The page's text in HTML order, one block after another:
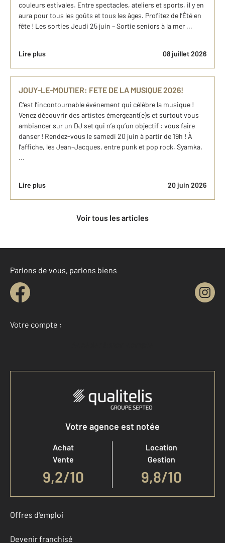
couleurs estivales. Entre spectacles, ateliers et sports, il y en
aura pour tous les goûts et tous les âges. Profitez de l’Été en
fête ! Les sorties Jeudi 25 juin – Sortie seniors à la mer ...
Lire plus 08 juillet 2026
JOUY-LE-MOUTIER: FETE DE LA MUSIQUE 2026!
C’est l’incontournable événement qui célèbre la musique !
Venez découvrir des artistes émergeant(e)s et surtout vous
ambiancer sur un DJ set qui n’a qu’un objectif : vous faire
danser ! Rendez-vous le samedi 20 juin à partir de 19h ! À
l’affiche, les Jean-Jacques, entre punk et pop rock, Syamka,
...
Lire plus 20 juin 2026
Voir tous les articles
Parlons de vous, parlons biens
Votre compte :
Accéder à mon compte
Votre agence est notée
Achat
Vente
9,2/10
Location
Gestion
9,8/10
Offres d'emploi
Devenir franchisé